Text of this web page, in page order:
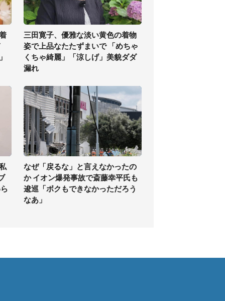
三田寛子、優雅な淡い黄色の着物
姿で上品なたたずまいで 「めちゃ
くちゃ綺麗」「涼しげ」美貌ダダ
漏れ
なぜ「戻るな」と言えなかったの
か イオン爆発事故で斎藤幸平氏も
逡巡「ボクもできなかっただろう
なあ」